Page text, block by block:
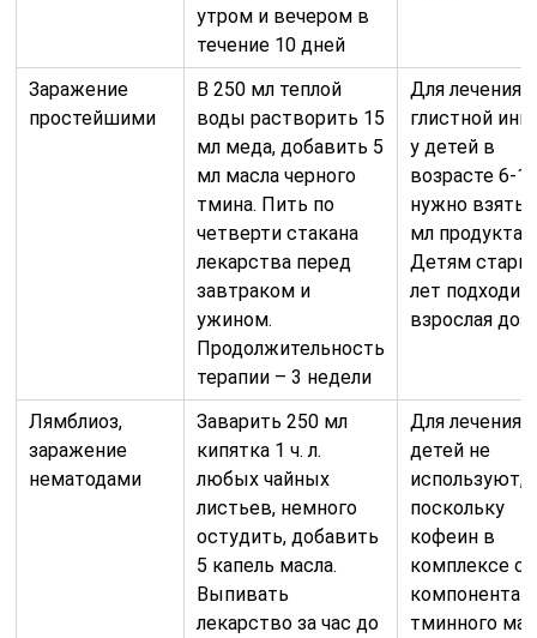
утром и вечером в
течение 10 дней
Заражение
простейшими
В 250 мл теплой
воды растворить 15
мл меда, добавить 5
мл масла черного
тмина. Пить по
четверти стакана
лекарства перед
завтраком и
ужином.
Продолжительность
терапии – 3 недели
Для лечения
глистной
у детей в
возрасте 6-
нужно взять
мл продукта.
Детям
лет подходит
взрослая
Лямблиоз,
заражение
нематодами
Заварить 250 мл
кипятка 1 ч. л.
любых чайных
листьев, немного
остудить, добавить
5 капель масла.
Выпивать
лекарство за час до
Для лечения
детей не
используют,
поскольку
кофеин в
комплексе с
тминного